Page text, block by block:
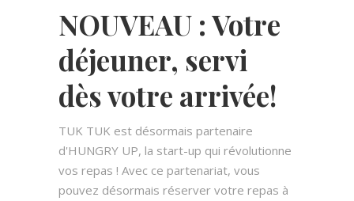
NOUVEAU : Votre
déjeuner, servi
dès votre arrivée!
TUK TUK est désormais partenaire
d'HUNGRY UP, la start-up qui révolutionne
vos repas ! Avec ce partenariat, vous
pouvez désormais réserver votre repas à